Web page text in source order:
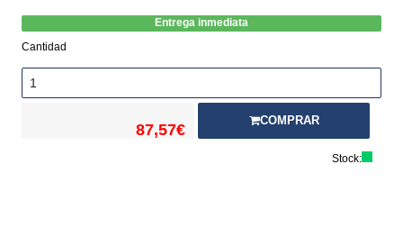
Entrega inmediata
Cantidad
87,57€
COMPRAR
Stock: